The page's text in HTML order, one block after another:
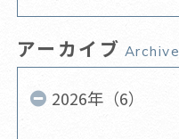
アーカイブ Archive
2026年（6）